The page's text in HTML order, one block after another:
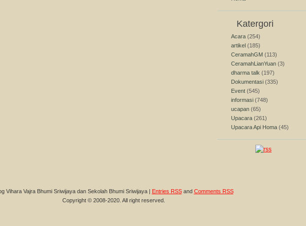
Katergori
Acara (254)
artikel (185)
CeramahGM (113)
CeramahLianYuan (3)
dharma talk (197)
Dokumentasi (335)
Event (545)
informasi (748)
ucapan (65)
Upacara (261)
Upacara Api Homa (45)
Vihara Vajra Bhumi Sriwijaya dan Sekolah Bhumi Sriwijaya | Entries RSSand Comments RSS
Copyright © 2008-2020. All right reserved.